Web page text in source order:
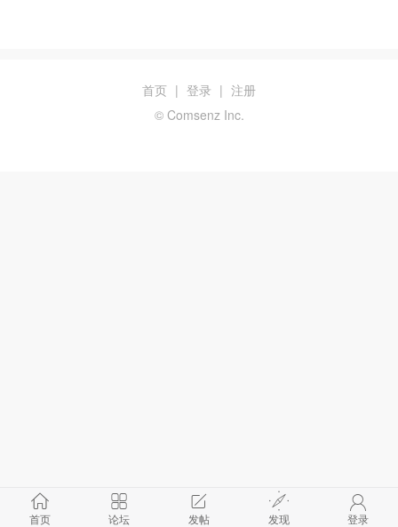
首页 论坛 发帖 发现 登录
首页 | 登录 | 注册
© Comsenz Inc.